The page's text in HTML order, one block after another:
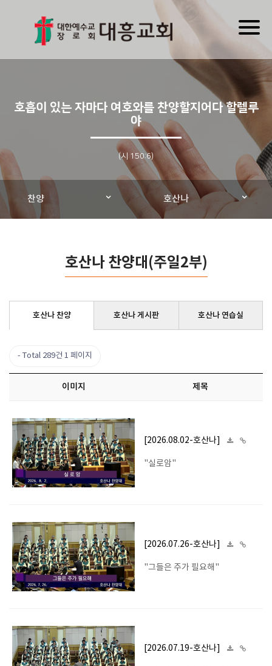
호흡이 있는 자마다 여호와를 찬양할지어다 할렐루
야
(시 150:6)
찬양 호산나
호산나 찬양대(주일2부)
호산나 찬양 호산나 게시판 호산나 연습실
Total 289건 1 페이지
이미지 제목
[2026.08.02-호산나]
"실로암"
[2026.07.26-호산나]
"그들은 주가 필요해"
[2026.07.19-호산나]